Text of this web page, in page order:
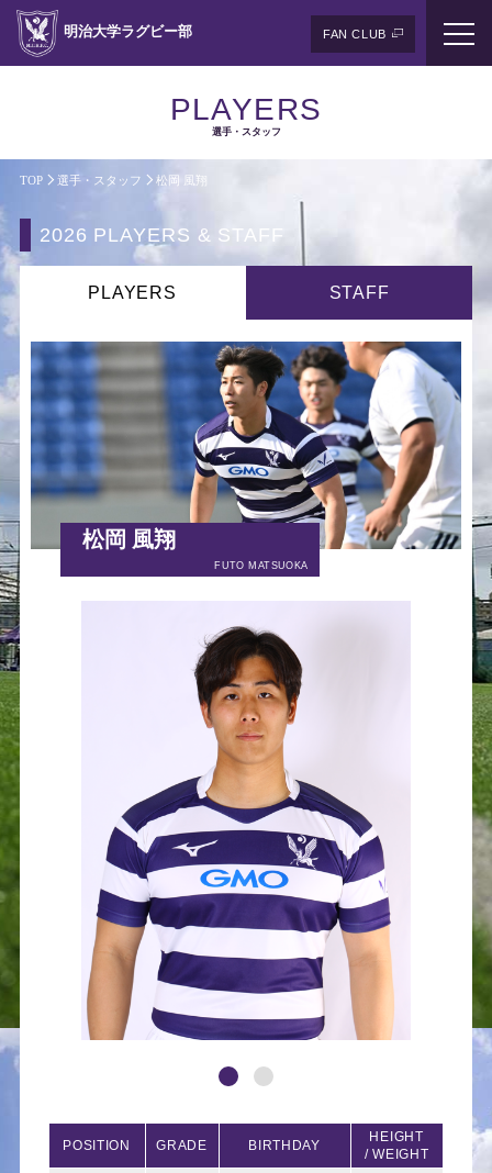
明治大学ラグビー部 FAN CLUB
PLAYERS
選手・スタッフ
TOP 選手・スタッフ 松岡 風翔
2026 PLAYERS & STAFF
PLAYERS STAFF
松岡 風翔
FUTO MATSUOKA
POSITION GRADE BIRTHDAY
HEIGHT
/ WEIGHT